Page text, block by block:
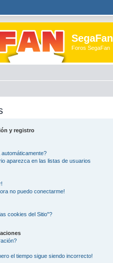
SegaFan
Foros SegaFan
y registro
aparezca en las listas de usuarios
no puedo conectarme!
cookies del Sitio"?
el tiempo sigue siendo incorrecto!